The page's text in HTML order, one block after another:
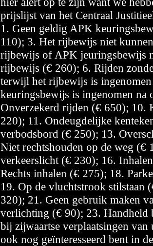
prijslijst van het Centraal
1. Geen geldig APK
110); 3. Het rijbewijs niet
rijbewijs of APK jeuringsbewijs
rijbewijs (€ 260); 6. Rijden
terwijl het rijbewijs is
keuringsbewijs is ingenomen
Onverzekerd rijden (€ 650); 10.
220); 11. Ondeugdelijke
verbodsbord (€ 250); 13.
Niet rechtshouden op de weg
verkeerslicht (€ 230); 16.
Rechts inhalen (€ 275); 18.
19. Op de vluchtstrook
320); 21. Geen gebruik maken
verlichting (€ 90); 23. Handheld
bij zijwaartse verplaatsingen
ook nog geïnteresseerd bent in